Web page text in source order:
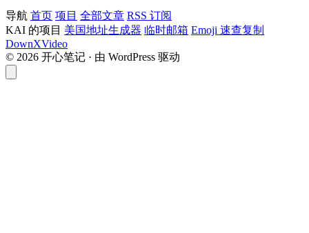
导航 首页 项目 全部文章 RSS 订阅
KAI 的项目 美国地址生成器 临时邮箱 Emoji 速查复制
DownXVideo
© 2026 开心笔记 · 由 WordPress 驱动